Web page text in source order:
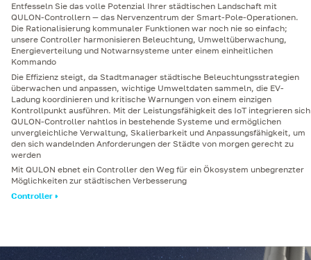
Entfesseln Sie das volle Potenzial Ihrer städtischen Landschaft mit
QULON-Controllern — das Nervenzentrum der Smart-Pole-Operationen.
Die Rationalisierung kommunaler Funktionen war noch nie so einfach;
unsere Controller harmonisieren Beleuchtung, Umweltüberwachung,
Energieverteilung und Notwarnsysteme unter einem einheitlichen
Kommando
Die Effizienz steigt, da Stadtmanager städtische Beleuchtungsstrategien
überwachen und anpassen, wichtige Umweltdaten sammeln, die EV-
Ladung koordinieren und kritische Warnungen von einem einzigen
Kontrollpunkt ausführen. Mit der Leistungsfähigkeit des IoT integrieren sich
QULON-Controller nahtlos in bestehende Systeme und ermöglichen
unvergleichliche Verwaltung, Skalierbarkeit und Anpassungsfähigkeit, um
den sich wandelnden Anforderungen der Städte von morgen gerecht zu
werden
Mit QULON ebnet ein Controller den Weg für ein Ökosystem unbegrenzter
Möglichkeiten zur städtischen Verbesserung
Controller